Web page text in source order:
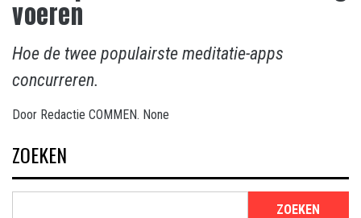
voeren
Hoe de twee populairste meditatie-apps
concurreren.
Door Redactie COMMEN. None
ZOEKEN
ZOEKEN